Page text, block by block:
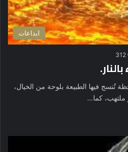
ابداعات
312
تُنسج فيها الطبيعة بلوحة من الخيال،
ملتهب، كما…